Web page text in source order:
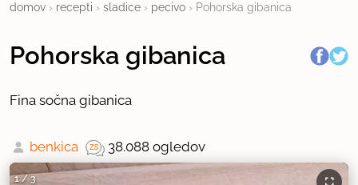
domov › recepti › sladice › pecivo › Pohorska gibanica
Pohorska gibanica
Fina sočna gibanica
benkica 38.088 ogledov
1/ 3